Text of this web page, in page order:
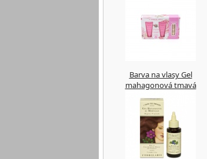
Barva na vlasy Gel
mahagonová tmavá